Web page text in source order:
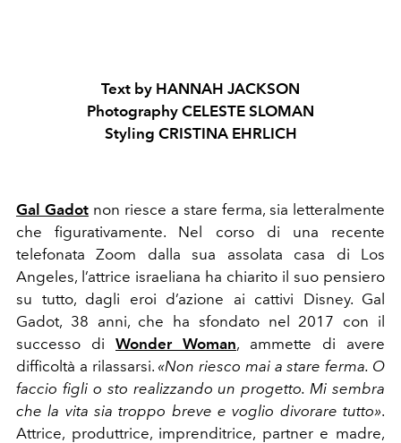
Text by HANNAH JACKSON
Photography CELESTE SLOMAN
Styling CRISTINA EHRLICH
Gal Gadot non riesce a stare ferma, sia letteralmente
che figurativamente. Nel corso di una recente
telefonata Zoom dalla sua assolata casa di Los
Angeles, l’attrice israeliana ha chiarito il suo pensiero
su tutto, dagli eroi d’azione ai cattivi Disney. Gal
Gadot, 38 anni, che ha sfondato nel 2017 con il
successo di Wonder Woman, ammette di avere
difficoltà a rilassarsi. «Non riesco mai a stare ferma. O
faccio figli o sto realizzando un progetto. Mi sembra
che la vita sia troppo breve e voglio divorare tutto».
Attrice, produttrice, imprenditrice, partner e madre,